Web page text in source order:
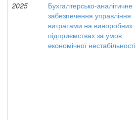
2025
Бухгалтерсько-аналітичне
забезпечення управління
витратами на виноробних
підприємствах за умов
економічної нестабільності